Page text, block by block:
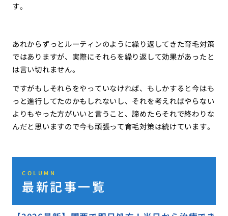
す。
あれからずっとルーティンのように繰り返してきた育毛対策
ではありますが、実際にそれらを繰り返して効果があったと
は言い切れません。
ですがもしそれらをやっていなければ、もしかすると今はも
っと進行してたのかもしれないし、それを考えればやらない
よりもやった方がいいと言うこと、諦めたらそれで終わりな
んだと思いますので今も頑張って育毛対策は続けています。
COLUMN
最新記事一覧